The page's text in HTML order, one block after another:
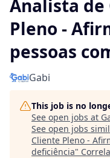
Analista de
Pleno -
pessoas
Gabi
This job is no
See open jobs at
See open jobs
Cliente Pleno -
deficiência"